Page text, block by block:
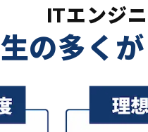
ITエンジ
の多く